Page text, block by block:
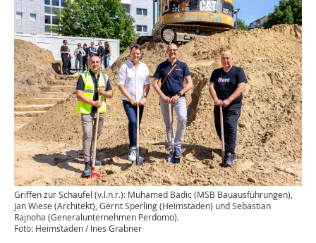
Griffen zur Schaufel (v.l.n.r.): Muhamed Badic (MSB Bauausführungen),
Jan Wiese (Architekt), Gerrit Sperling (Heimstaden) und Sebastian
Rajnoha (Generalunternehmen Perdomo).
Foto: Heimstaden / Ines Grabner